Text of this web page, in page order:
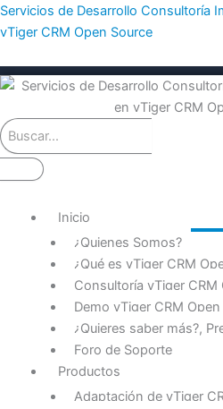
Ir
al
Servicios de Desarrollo Consultoría
vTiger CRM Open Source
Inicio
¿Quienes Somos?
¿Qué es vTiger CRM
Consultoría vTiger CRM
Demo vTiger CRM
¿Quieres saber más?,
Foro de Soporte
Productos
Adaptación de vTiger